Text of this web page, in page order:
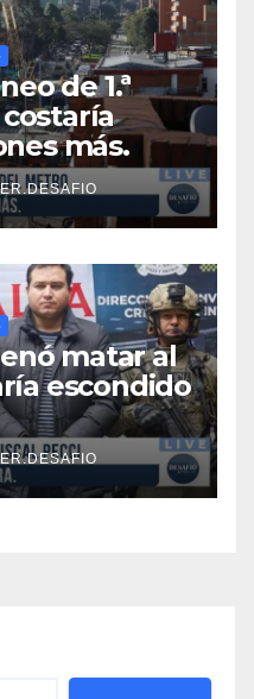
de 1.ª
más.
matar al
escondido